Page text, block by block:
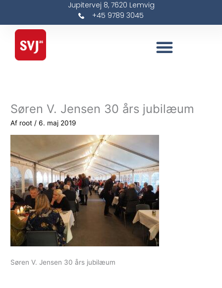
indholdet
Jupitervej 8, 7620 Lemvig
+45 9789 3045
Søren V. Jensen 30 års jubilæum
Af root /6. maj 2019
Søren V. Jensen 30 års jubilæum